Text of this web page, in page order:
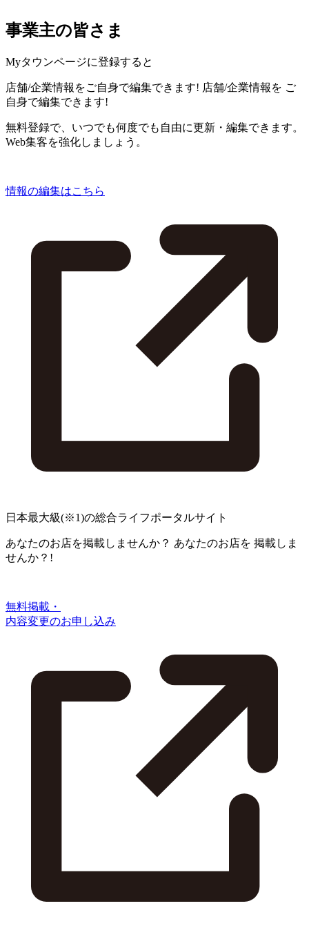
事業主の皆さま
Myタウンページに登録すると
店舗/企業情報をご自身で編集できます! 店舗/企業情報を ご
自身で編集できます!
無料登録で、いつでも何度でも自由に更新・編集できます。
Web集客を強化しましょう。
情報の編集はこちら
日本最大級(※1)の総合ライフポータルサイト
あなたのお店を掲載しませんか？ あなたのお店を 掲載しま
せんか？!
無料掲載・
内容変更のお申し込み